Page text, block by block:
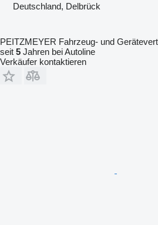
Deutschland, Delbrück
PEITZMEYER Fahrzeug- und
seit 5 Jahren bei Autoline
Verkäufer kontaktieren